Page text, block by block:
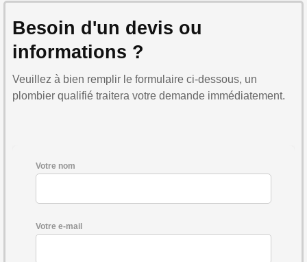
Besoin d'un devis ou
informations ?
Veuillez à bien remplir le formulaire ci-dessous, un
plombier qualifié traitera votre demande immédiatement.
Votre nom
Votre e-mail